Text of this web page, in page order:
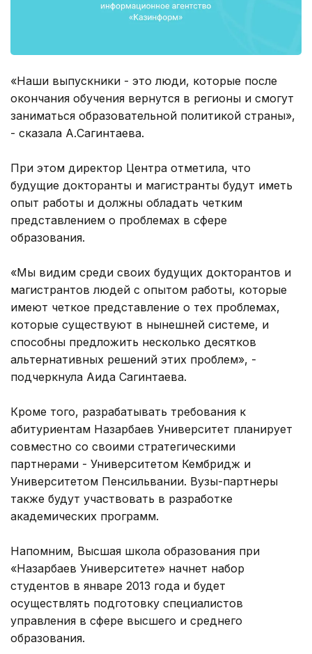
«Наши выпускники - это люди, которые после
окончания обучения вернутся в регионы и смогут
заниматься образовательной политикой страны»,
- сказала А.Сагинтаева.
При этом директор Центра отметила, что
будущие докторанты и магистранты будут иметь
опыт работы и должны обладать четким
представлением о проблемах в сфере
образования.
«Мы видим среди своих будущих докторантов и
магистрантов людей с опытом работы, которые
имеют четкое представление о тех проблемах,
которые существуют в нынешней системе, и
способны предложить несколько десятков
альтернативных решений этих проблем», -
подчеркнула Аида Сагинтаева.
Кроме того, разрабатывать требования к
абитуриентам Назарбаев Университет планирует
совместно со своими стратегическими
партнерами - Университетом Кембридж и
Университетом Пенсильвании. Вузы-партнеры
также будут участвовать в разработке
академических программ.
Напомним, Высшая школа образования при
«Назарбаев Университете» начнет набор
студентов в январе 2013 года и будет
осуществлять подготовку специалистов
управления в сфере высшего и среднего
образования.